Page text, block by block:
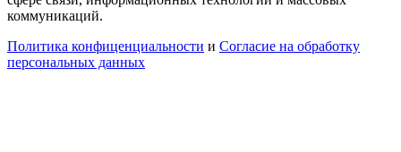
коммуникаций.
Политика конфиценциальности и Согласие на обработку
персональных данных